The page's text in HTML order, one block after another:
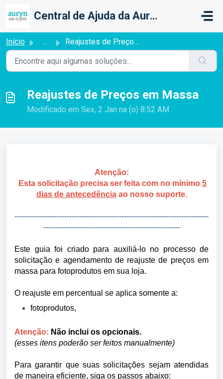
Central de Ajuda da Auryn Web To Print
Início ... Reajustes de Preços em Massa
Reajustes de Preços em Massa
Modificado em Sex, 2 Jan na (o) 8:52 AM
Atenção:
Esta solicitação precisa ser feita com no mínimo 5
dias de antecedênciaao nosso suporte.
------------------------------------------------------------------------------
-------------------------------------------------------
Este guia foi criado para auxiliá-lo no processo de
solicitação e agendamento de reajuste de preços em
massa para fotoprodutos em sua loja.
O reajuste em percentual se aplica somente a:
fotoprodutos,
Atenção: Não inclui os opcionais.
(esses itens poderão ser feitos manualmente)
Para garantir que suas solicitações sejam atendidas
de maneira eficiente, siga os passos abaixo: